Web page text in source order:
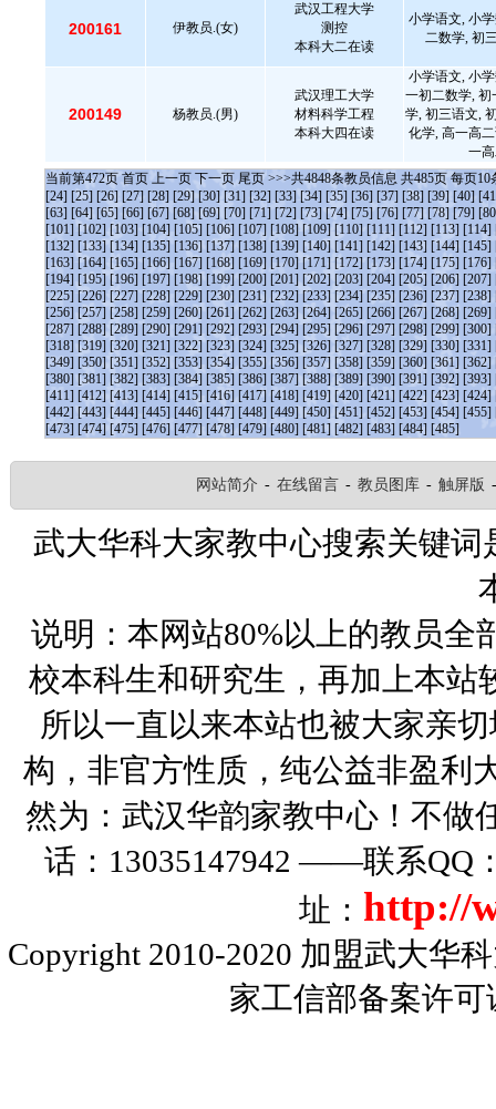
200161 伊教员.(女)
武汉工程大学
测控
本科大二在读
小学语文, 小
二数学, 初
200149 杨教员.(男)
武汉理工大学
材料科学工程
本科大四在读
小学语文, 小
一初二数学, 初
学, 初三语文,
化学, 高一高
一
当前第472页 首页 上一页 下一页 尾页 >>>共4848条教员信息 共485页 每页10
[24] [25] [26] [27] [28] [29] [30] [31] [32] [33] [34] [35] [36] [37] [38] [39] [40]
[63] [64] [65] [66] [67] [68] [69] [70] [71] [72] [73] [74] [75] [76] [77] [78] [79]
[101] [102] [103] [104] [105] [106] [107] [108] [109] [110] [111] [112] [113] [114]
[132] [133] [134] [135] [136] [137] [138] [139] [140] [141] [142] [143] [144] [145]
[163] [164] [165] [166] [167] [168] [169] [170] [171] [172] [173] [174] [175] [176]
[194] [195] [196] [197] [198] [199] [200] [201] [202] [203] [204] [205] [206] [207]
[225] [226] [227] [228] [229] [230] [231] [232] [233] [234] [235] [236] [237] [238]
[256] [257] [258] [259] [260] [261] [262] [263] [264] [265] [266] [267] [268] [269]
[287] [288] [289] [290] [291] [292] [293] [294] [295] [296] [297] [298] [299] [300]
[318] [319] [320] [321] [322] [323] [324] [325] [326] [327] [328] [329] [330] [331]
[349] [350] [351] [352] [353] [354] [355] [356] [357] [358] [359] [360] [361] [362]
[380] [381] [382] [383] [384] [385] [386] [387] [388] [389] [390] [391] [392] [393]
[411] [412] [413] [414] [415] [416] [417] [418] [419] [420] [421] [422] [423] [424]
[442] [443] [444] [445] [446] [447] [448] [449] [450] [451] [452] [453] [454] [455]
[473] [474] [475] [476] [477] [478] [479] [480] [481] [482] [483] [484] [485]
网站简介 - 在线留言 - 教员图库 - 触屏版
武大华科大家教中心搜索关键
说明：本网站80%以上的教员全
校本科生和研究生，再加上本站
所以一直以来本站也被大家亲
构，非官方性质，纯公益非盈利
然为：武汉华韵家教中心！不做
话：13035147942 ——联系QQ
址： http://
Copyright 2010-2020 加盟武大华
家工信部备案许可